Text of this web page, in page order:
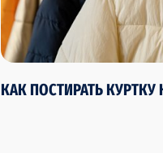
КАК ПОСТИРАТЬ КУРТКУ